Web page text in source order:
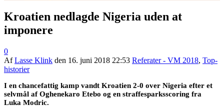
Kroatien nedlagde Nigeria uden at
imponere
0
AfLasse Klink den 16. juni 2018 22:53 Referater - VM 2018, Top-
historier
I en chancefattig kamp vandt Kroatien 2-0 over Nigeria efter et
selvmål af Oghenekaro Etebo og en straffesparksscoring fra
Luka Modric.